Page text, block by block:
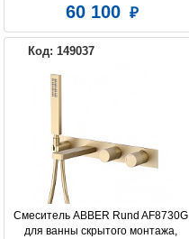
монтажа, розовое золото матовое
60 100
Код: 149037
Смеситель ABBER Rund AF8730G
для ванны скрытого монтажа,